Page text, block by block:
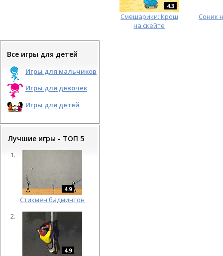
Все игры для детей
Игры для мальчиков
Игры для девочек
Игры для детей
Лучшие игры - ТОП 5
4.9
Cтикмен бадминтон
4.9
4.3
Смешарики: Крош
на скейте
Соник